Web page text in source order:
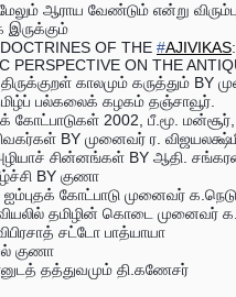
ஆராய வேண்டும் என்று
OF THE #AJIVIKAS
PERSPECTIVE ON THE
காலமும் கருத்தும்
பல்கலைக் கழகம் தஞ்சாவூர்.
கோட்பாடுகள் 2002, பீ.மூ. மன்சூர்,
BY முனைவர் ர.
சின்னங்கள் BY ஆதி.
BY குணா
கோட்பாடு முனைவர்
தமிழின் கொடை முனைவர்
சட்டோ பாத்யாயா
குணா
தத்துவமும் தி.கணேசர்